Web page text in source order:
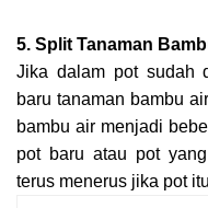
5. Split Tanaman
Jika dalam pot sudah
baru tanaman bambu
bambu air menjadi
pot baru atau pot
terus menerus jika pot